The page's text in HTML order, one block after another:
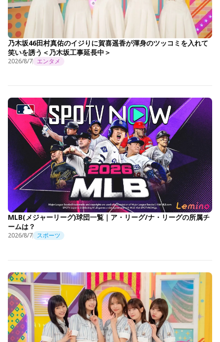
乃木坂46田村真佑のイジりに賀喜遥香が渾身のツッコミを入れて
笑いを誘う＜乃木坂工事延長中＞
2026/8/7 エンタメ
MLB(メジャーリーグ)球団一覧｜ア・リーグ/ナ・リーグの所属チ
ームは？
2026/8/7 スポーツ